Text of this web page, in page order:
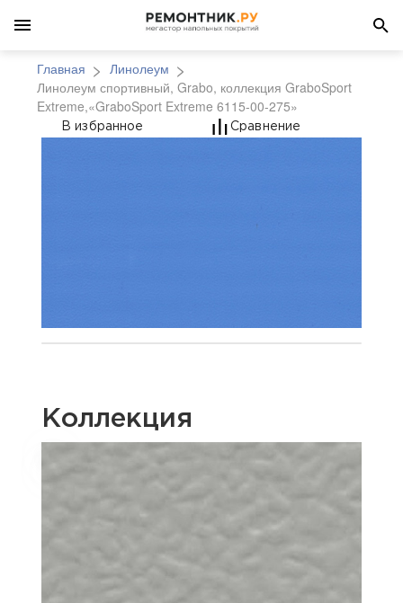
Главная
Линолеум
Линолеум спортивный, Grabo, коллекция GraboSport
Extreme,«GraboSport Extreme 6115-00-275»
Линолеум
В избранное Сравнение
Коллекция